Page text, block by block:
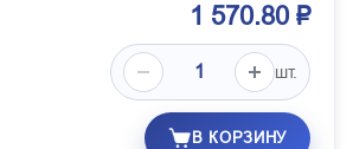
1 570.80 ₽
шт.
В КОРЗИНУ